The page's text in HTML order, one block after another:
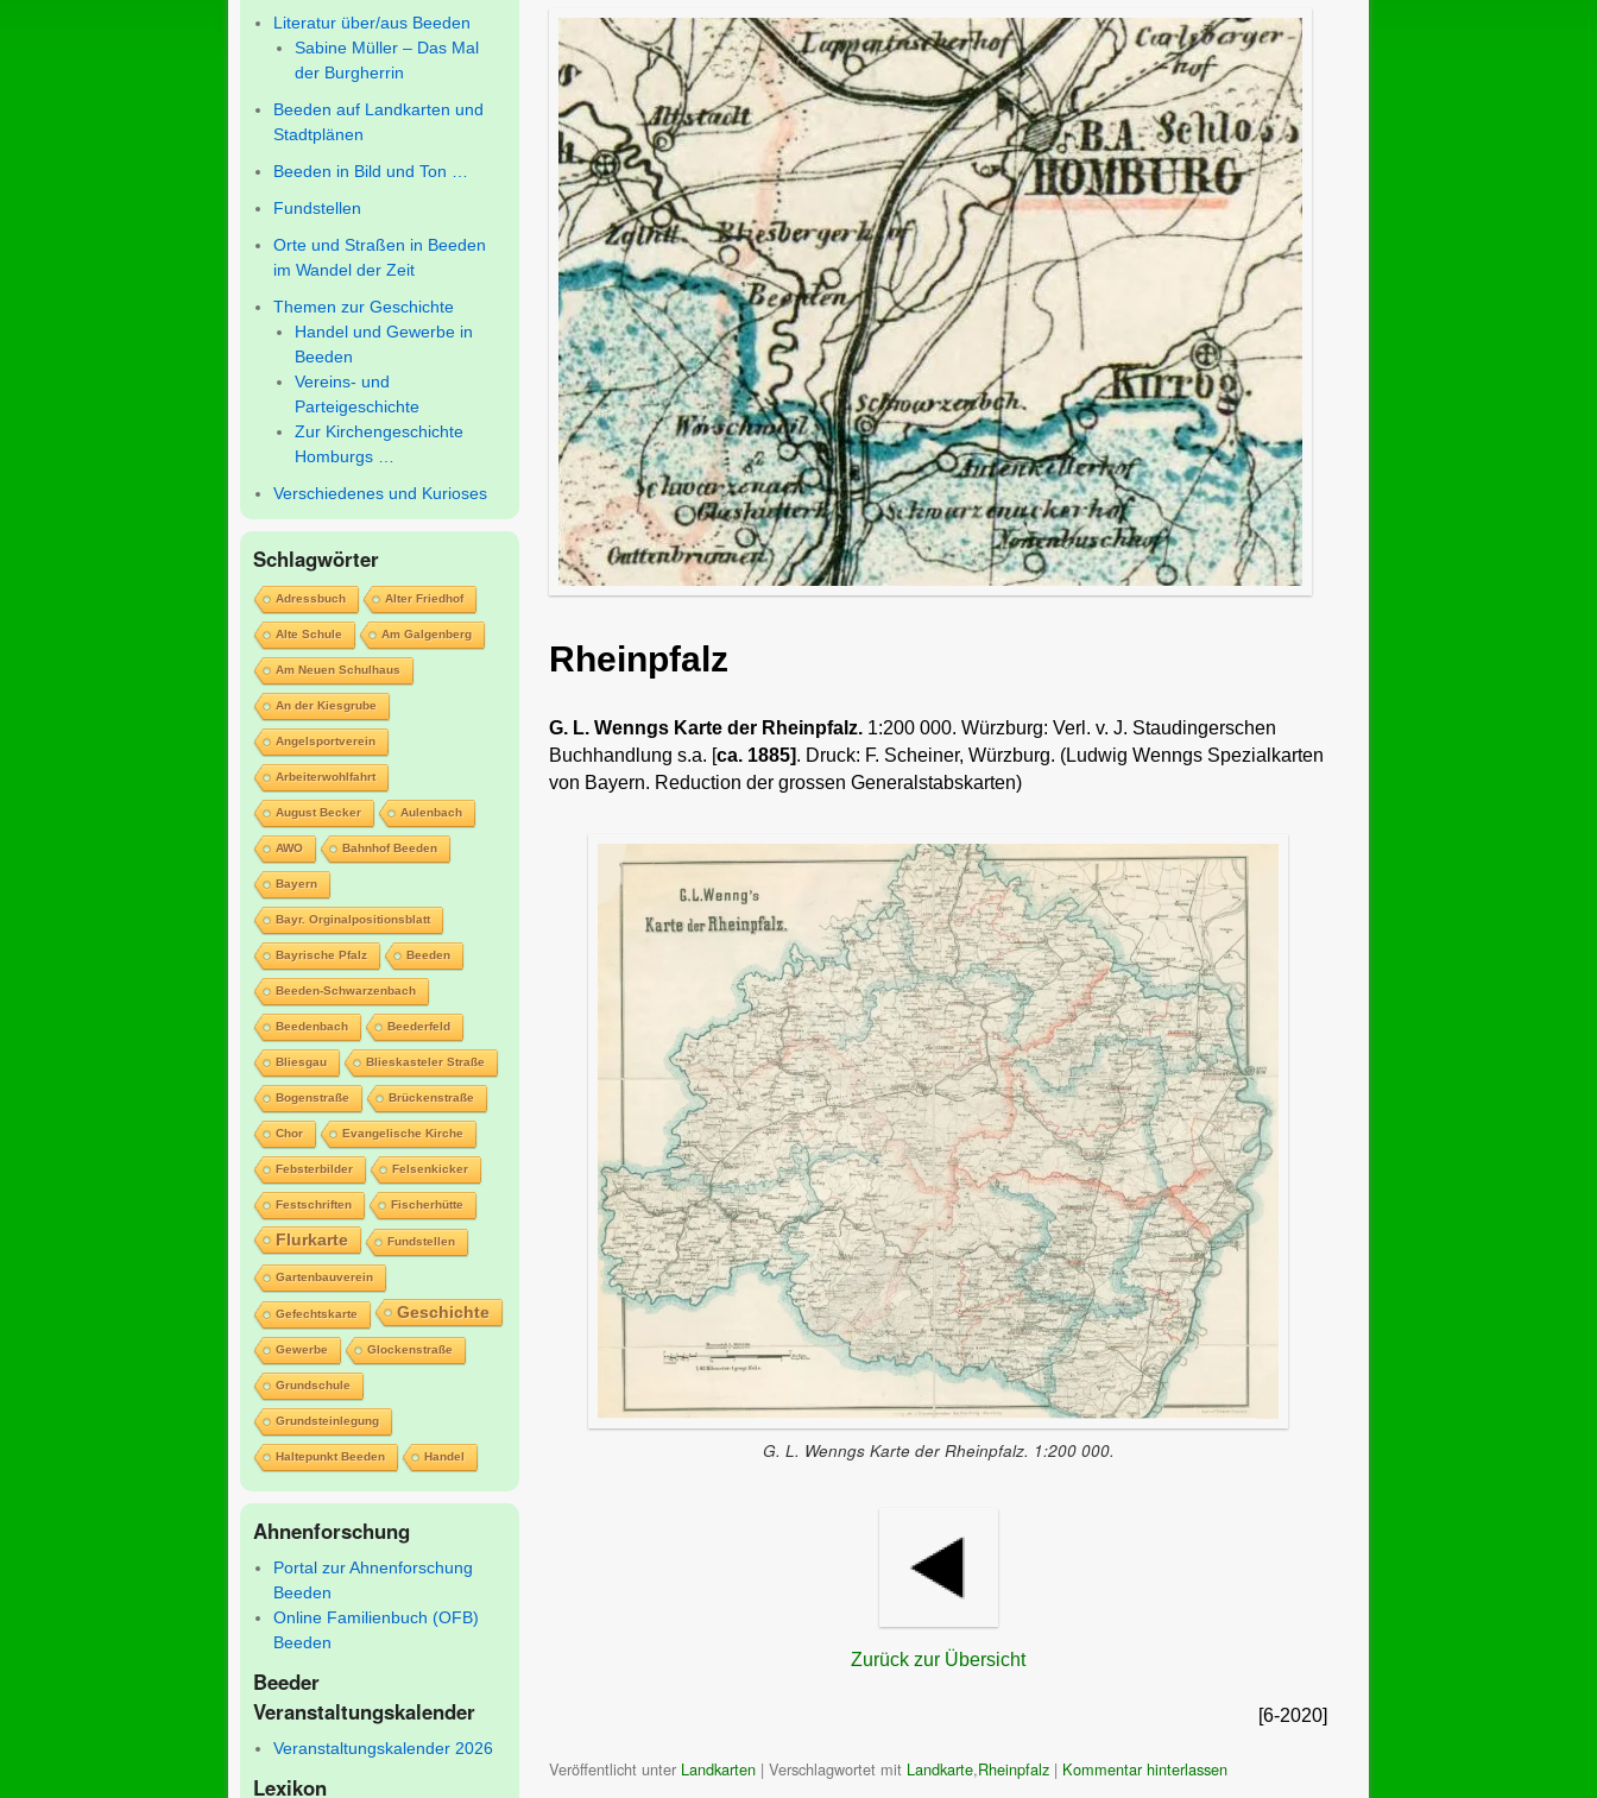
Literatur über/aus Beeden
Sabine Müller – Das Mal
der Burgherrin
Beeden auf Landkarten und
Stadtplänen
Beeden in Bild und Ton …
Fundstellen
Orte und Straßen in Beeden
im Wandel der Zeit
Themen zur Geschichte
Handel und Gewerbe in
Beeden
Vereins- und
Parteigeschichte
Zur Kirchengeschichte
Homburgs …
Verschiedenes und Kurioses
Schlagwörter
Adressbuch Alter Friedhof
Alte Schule Am Galgenberg
Am Neuen Schulhaus
An der Kiesgrube
Angelsportverein
Arbeiterwohlfahrt
August Becker Aulenbach
AWO Bahnhof Beeden
Bayern
Bayr. Orginalpositionsblatt
Bayrische Pfalz Beeden
Beeden-Schwarzenbach
Beedenbach Beederfeld
Bliesgau Blieskasteler Straße
Bogenstraße Brückenstraße
Chor Evangelische Kirche
Febsterbilder Felsenkicker
Festschriften Fischerhütte
Flurkarte Fundstellen
Gartenbauverein
Gefechtskarte Geschichte
Gewerbe Glockenstraße
Grundschule
Grundsteinlegung
Haltepunkt Beeden Handel
Ahnenforschung
Portal zur Ahnenforschung
Beeden
Online Familienbuch (OFB)
Beeden
Beeder
Veranstaltungskalender
Veranstaltungskalender 2026
Lexikon
Rheinpfalz
G. L. Wenngs Karte der Rheinpfalz. 1:200 000. Würzburg: Verl. v. J. Staudingerschen
Buchhandlung s.a. [ca. 1885]. Druck: F. Scheiner, Würzburg. (Ludwig Wenngs Spezialkarten
von Bayern. Reduction der grossen Generalstabskarten)
G. L. Wenngs Karte der Rheinpfalz. 1:200 000.
Zurück zur Übersicht
[6-2020]
Veröffentlicht unter Landkarten | Verschlagwortet mit Landkarte,Rheinpfalz | Kommentar hinterlassen